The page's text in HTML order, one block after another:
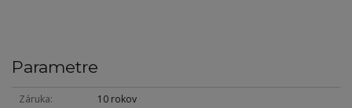
Parametre
Záruka 10 rokov